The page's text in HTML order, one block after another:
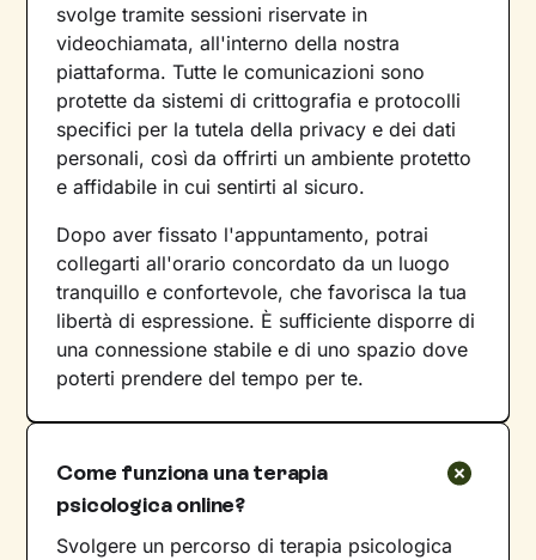
svolge tramite sessioni riservate in
videochiamata, all'interno della nostra
piattaforma. Tutte le comunicazioni sono
protette da sistemi di crittografia e protocolli
specifici per la tutela della privacy e dei dati
personali, così da offrirti un ambiente protetto
e affidabile in cui sentirti al sicuro.
Dopo aver fissato l'appuntamento, potrai
collegarti all'orario concordato da un luogo
tranquillo e confortevole, che favorisca la tua
libertà di espressione. È sufficiente disporre di
una connessione stabile e di uno spazio dove
poterti prendere del tempo per te.
Come funziona una terapia
psicologica online?
Svolgere un percorso di terapia psicologica